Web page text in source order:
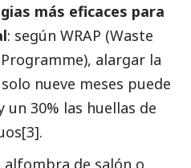
más eficaces para
: según WRAP (Waste
alargar la
nueve meses puede
30% las huellas de
[3].
de salón o